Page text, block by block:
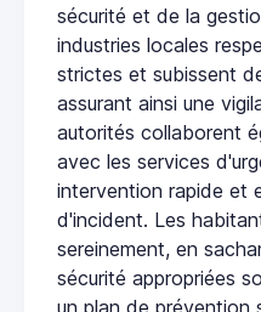
sécurité et de la
industries locales
strictes et subissent
assurant ainsi une
autorités collaborent
avec les services
intervention rapide et
d'incident. Les
sereinement, en
sécurité appropriées
un plan de prévention